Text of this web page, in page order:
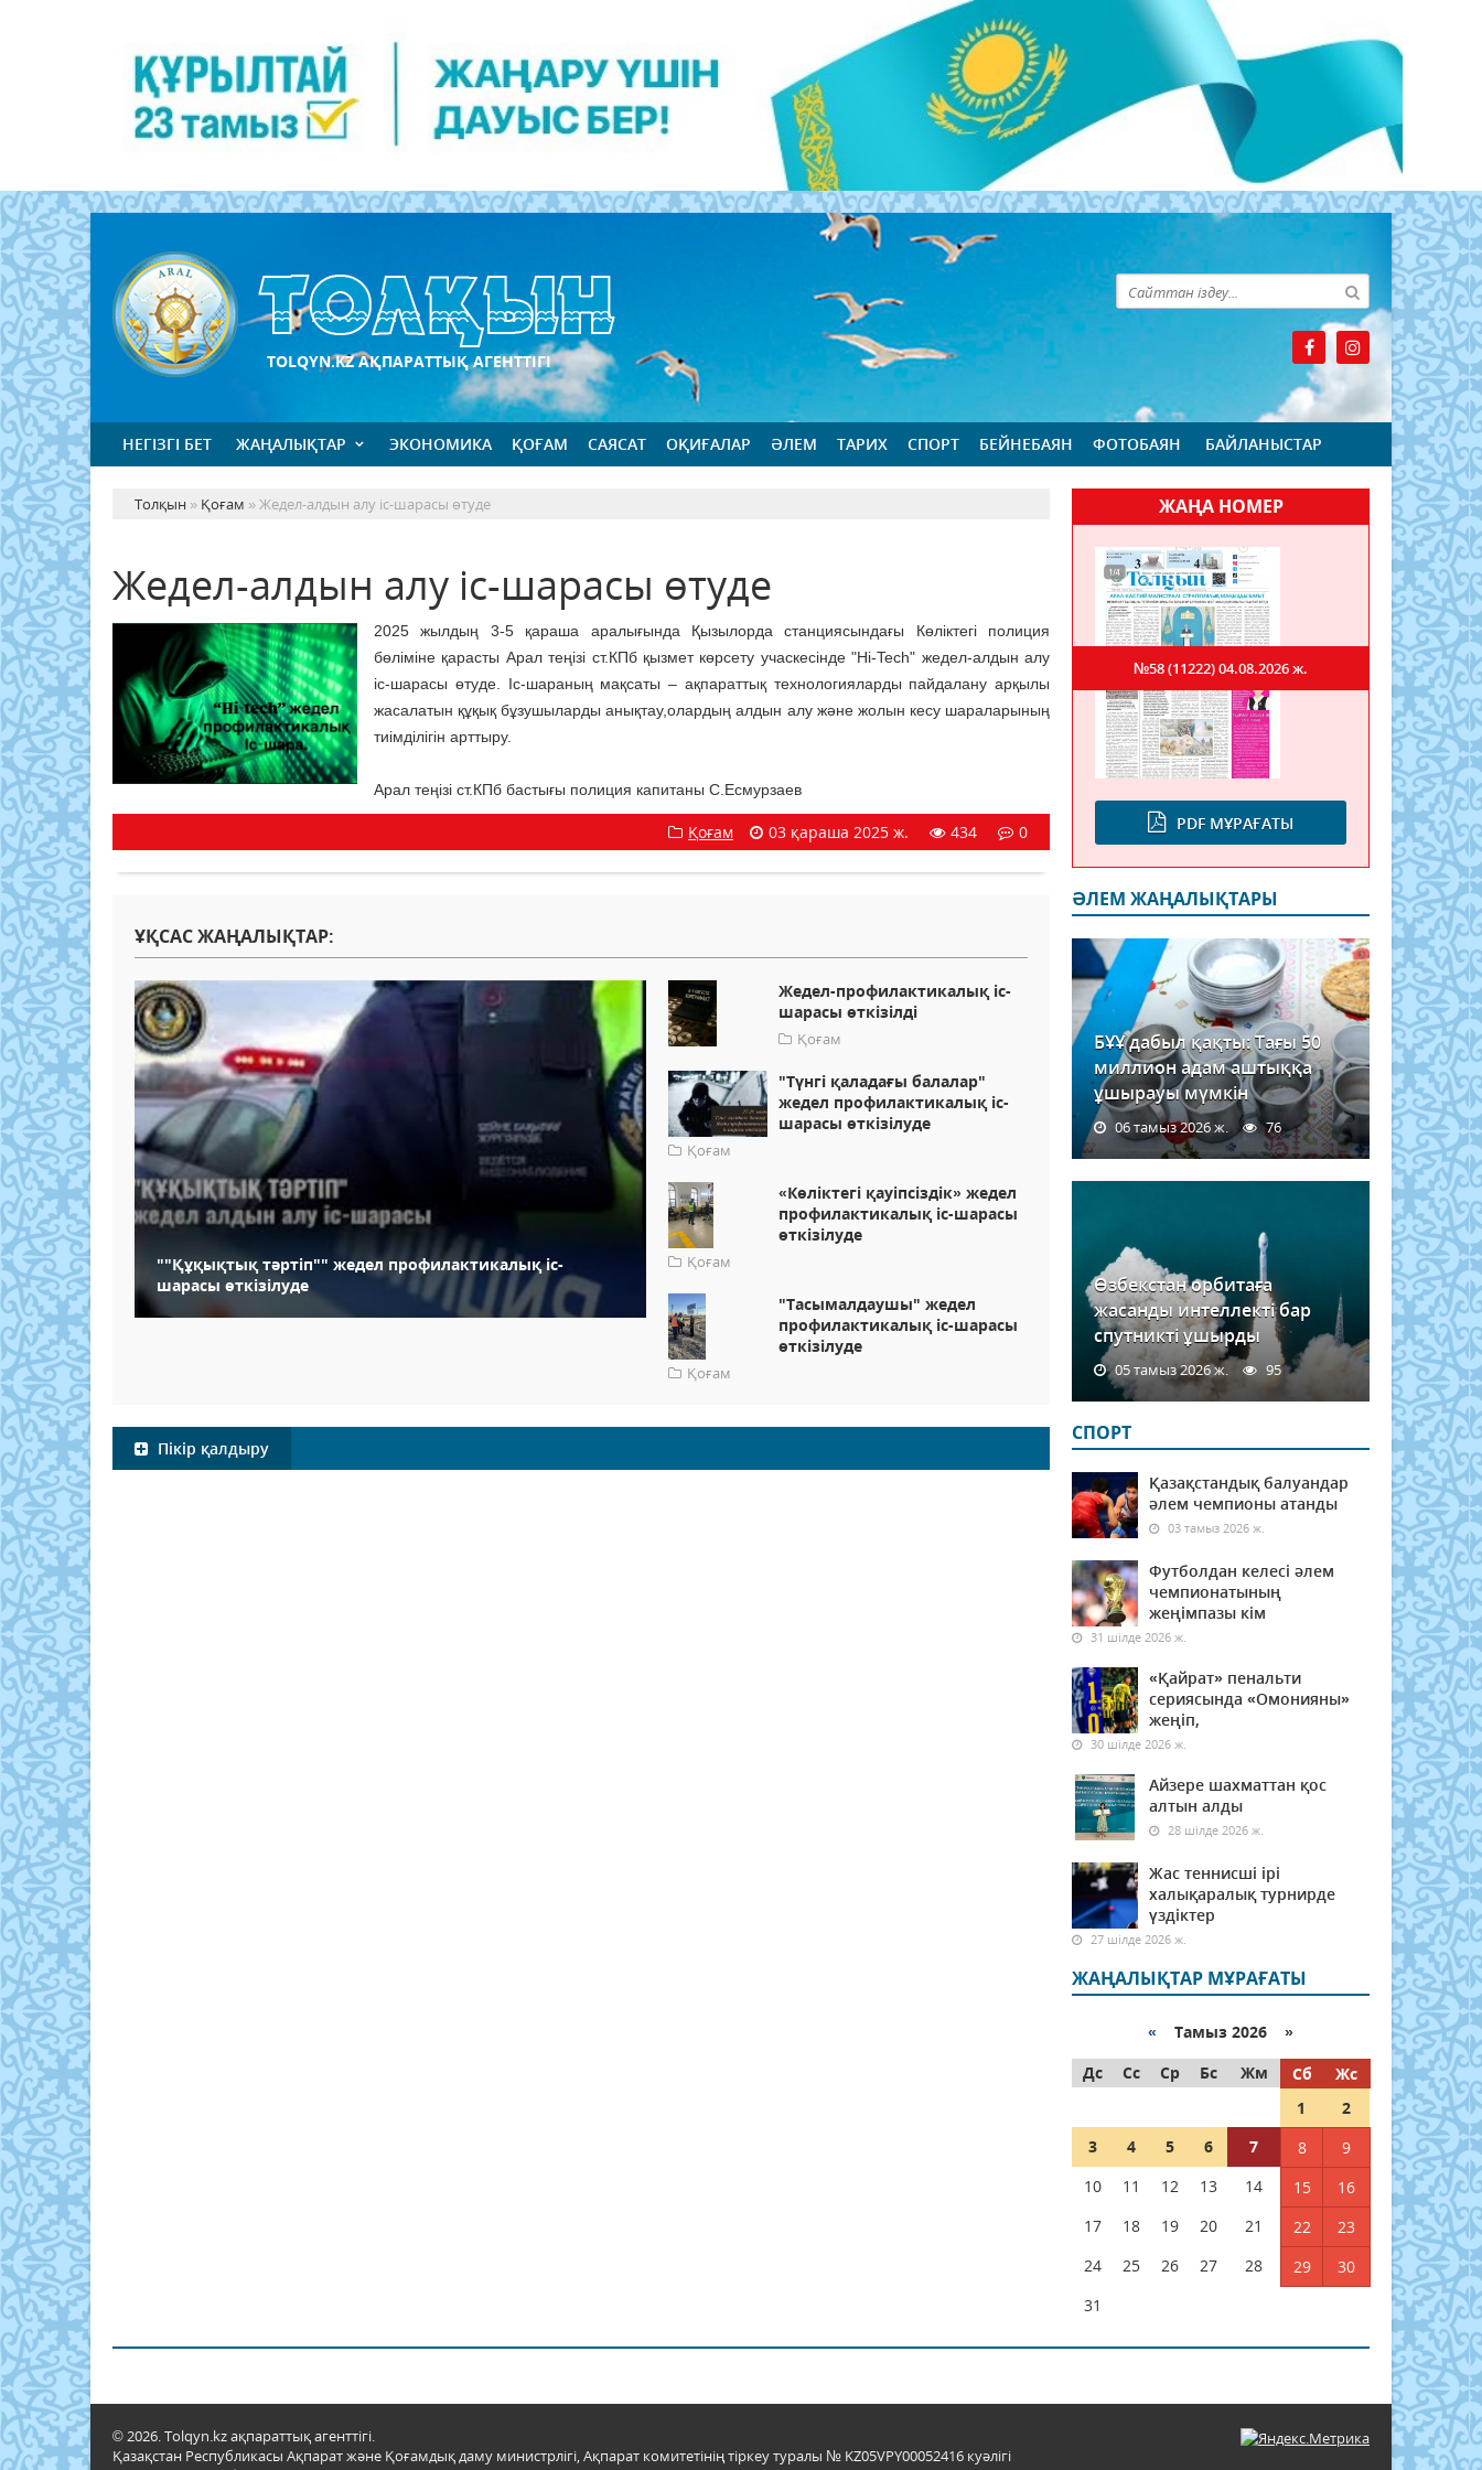
TOLQYN.KZ АҚПАРАТТЫҚ АГЕНТТІГІ
НЕГІЗГІ БЕТ ЖАҢАЛЫҚТАР ЭКОНОМИКА ҚОҒАМ САЯСАТ ОҚИҒАЛАР ӘЛЕМ ТАРИХ СПОРТ БЕЙНЕБАЯН ФОТОБАЯН БАЙЛАНЫСТАР
Толқын » Қоғам » Жедел-алдын алу іс-шарасы өтуде
Жедел-алдын алу іс-шарасы өтуде
2025 жылдың 3-5 қараша аралығында Қызылорда станциясындағы Көліктегі полиция
бөліміне қарасты Арал теңізі ст.КПб қызмет көрсету учаскесінде "Hi-Tech" жедел-алдын алу
іс-шарасы өтуде. Іс-шараның мақсаты – ақпараттық технологияларды пайдалану арқылы
жасалатын құқық бұзушыларды анықтау,олардың алдын алу және жолын кесу шараларының
тиімділігін арттыру.
Арал теңізі ст.КПб бастығы полиция капитаны С.Есмурзаев
Қоғам 03 қараша 2025 ж. 434 0
ҰҚСАС ЖАҢАЛЫҚТАР:
""Құқықтық тәртіп"" жедел профилактикалық іс-
шарасы өткізілуде
Жедел-профилактикалық іс-
шарасы өткізілді
Қоғам
"Түнгі қаладағы балалар"
жедел профилактикалық іс-
шарасы өткізілуде
Қоғам
«Көліктегі қауіпсіздік» жедел
профилактикалық іс-шарасы
өткізілуде
Қоғам
"Тасымалдаушы" жедел
профилактикалық іс-шарасы
өткізілуде
Қоғам
Пікір қалдыру
ЖАҢА НОМЕР
PDF МҰРАҒАТЫ
№58 (11222)04.08.2026 ж.
ӘЛЕМ ЖАҢАЛЫҚТАРЫ
БҰҰ дабыл қақты: Тағы 50
миллион адам аштыққа
ұшырауы мүмкін
06 тамыз 2026 ж. 76
Өзбекстан орбитаға
жасанды интеллекті бар
спутникті ұшырды
05 тамыз 2026 ж. 95
СПОРТ
Қазақстандық балуандар
әлем чемпионы атанды
03 тамыз 2026 ж.
Футболдан келесі әлем
чемпионатының
жеңімпазы кім
31 шілде 2026 ж.
«Қайрат» пенальти
сериясында «Омонияны»
жеңіп,
30 шілде 2026 ж.
Айзере шахматтан қос
алтын алды
28 шілде 2026 ж.
Жас теннисші ірі
халықаралық турнирде
үздіктер
27 шілде 2026 ж.
ЖАҢАЛЫҚТАР МҰРАҒАТЫ
« Тамыз 2026 »
Дс
Сс Ср Бс Жм Сб
Жс
1
2
3
4 5 6 7 8
9
10
11 12 13 14 15
16
17
18 19 20 21 22
23
24
25 26 27 28 29
30
31
© 2026. Tolqyn.kz ақпараттық агенттігі.
Қазақстан Республикасы Ақпарат және Қоғамдық даму министрлігі, Ақпарат комитетінің тіркеу туралы № KZ05VPY00052416 куәлігі